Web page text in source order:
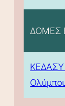
ΔΟΜΕΣ
ΚΕΔΑΣΥ